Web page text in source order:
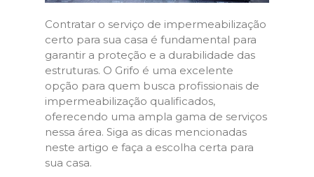
Contratar o serviço de impermeabilização
certo para sua casa é fundamental para
garantir a proteção e a durabilidade das
estruturas. O Grifo é uma excelente
opção para quem busca profissionais de
impermeabilização qualificados,
oferecendo uma ampla gama de serviços
nessa área. Siga as dicas mencionadas
neste artigo e faça a escolha certa para
sua casa.